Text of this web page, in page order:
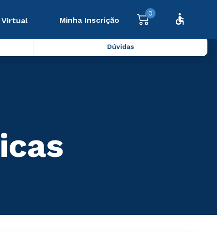
Virtual Minha Inscrição
0
Dúvidas